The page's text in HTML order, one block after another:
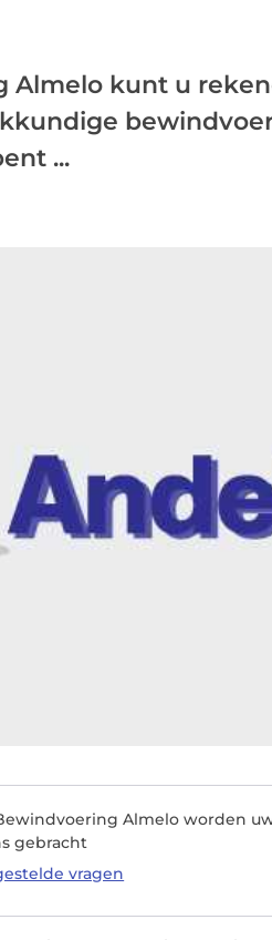
Almelo kunt u
...
Almelo worden
gebracht
vragen